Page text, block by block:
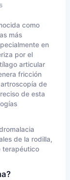
como
más
en
por el
articular
fricción
de
de esta
de la rodilla,
terapéutico